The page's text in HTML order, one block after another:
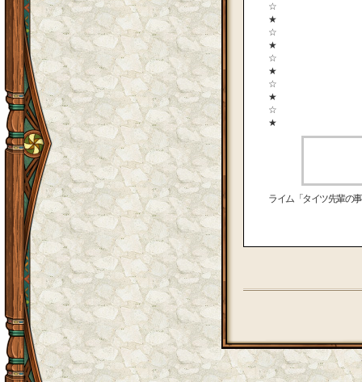
☆
★
☆
★
☆
★
☆
★
☆
★
ライム「タイツ先輩の